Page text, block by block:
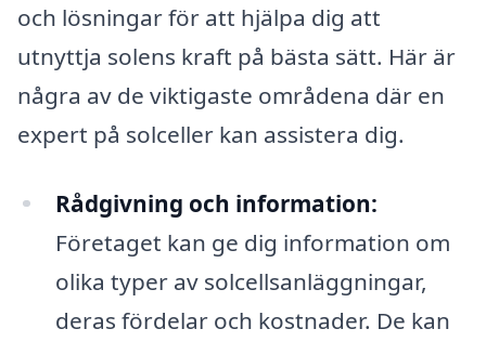
och lösningar för att hjälpa dig att
utnyttja solens kraft på bästa sätt. Här är
några av de viktigaste områdena där en
expert på solceller kan assistera dig.
Rådgivning och information:
Företaget kan ge dig information om
olika typer av solcellsanläggningar,
deras fördelar och kostnader. De kan